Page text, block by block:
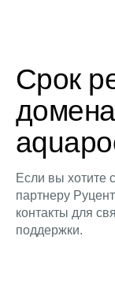
Срок
домена
Если вы хотите
партнеру
контакты для
поддержки.